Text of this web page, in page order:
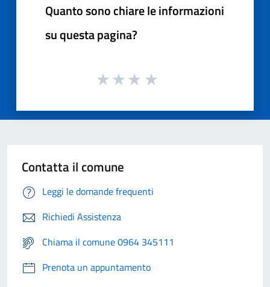
Quanto sono chiare le informazioni
su questa pagina?
Contatta il comune
Leggi le domande frequenti
Richiedi Assistenza
Chiama il comune 0964 345111
Prenota un appuntamento